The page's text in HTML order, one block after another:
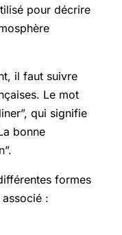
pour décrire
il faut suivre
Le mot
qui signifie
bonne
formes
: